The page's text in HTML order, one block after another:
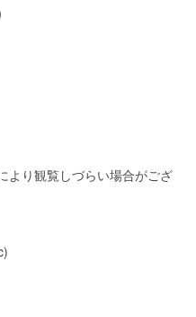
より観覧しづらい場合がござ